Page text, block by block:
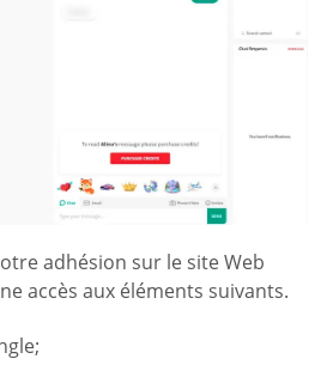
adhésion sur le site Web
accès aux éléments suivants.